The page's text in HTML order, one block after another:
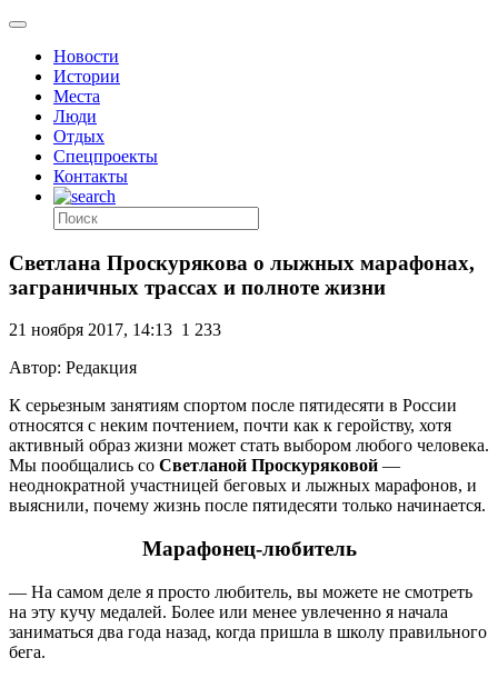
Новости
Истории
Места
Люди
Отдых
Спецпроекты
Контакты
Светлана Проскурякова о лыжных марафонах,
заграничных трассах и полноте жизни
21 ноября 2017, 14:13 1 233
Автор: Редакция
К серьезным занятиям спортом после пятидесяти в России
относятся с неким почтением, почти как к геройству, хотя
активный образ жизни может стать выбором любого человека.
Мы пообщались со Светланой Проскуряковой —
неоднократной участницей беговых и лыжных марафонов, и
выяснили, почему жизнь после пятидесяти только начинается.
Марафонец-любитель
— На самом деле я просто любитель, вы можете не смотреть
на эту кучу медалей. Более или менее увлеченно я начала
заниматься два года назад, когда пришла в школу правильного
бега.